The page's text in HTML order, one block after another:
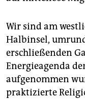
Wir sind am
Halbinsel,
erschließenden
Energieagenda
aufgenommen
praktizierte